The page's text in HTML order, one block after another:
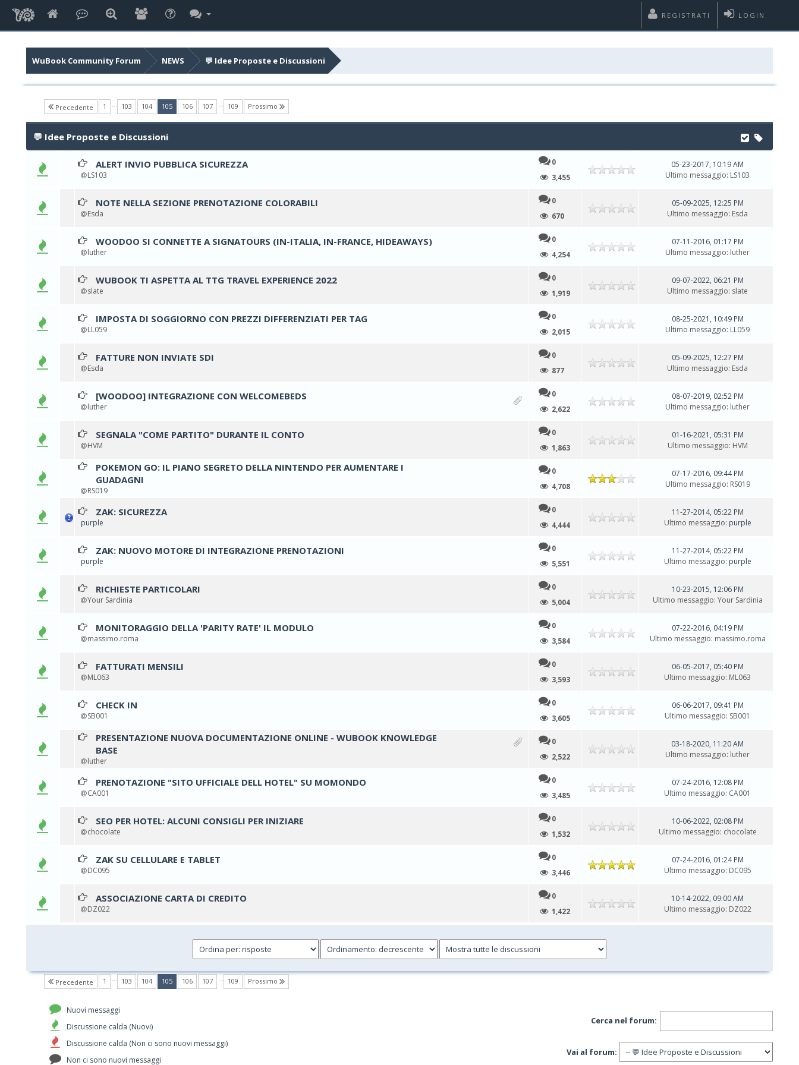
LOGIN
REGISTRATI
WuBook Community Forum NEWS 💬 Idee Proposte e Discussioni
Precedente 1 … 103 104 105(current)
106 107 … 109 Prossimo
💬 Idee Proposte e Discussioni
ALERT INVIO PUBBLICA SICUREZZA
LS103
0
3,455
05-23-2017, 10:19 AM
Ultimo messaggio: LS103
NOTE NELLA SEZIONE PRENOTAZIONE COLORABILI
Esda
0
670
0 voti - 0 su 5 di media
12345
05-09-2025, 12:25 PM
Ultimo messaggio: Esda
WOODOO SI CONNETTE A SIGNATOURS (IN-ITALIA, IN-FRANCE, HIDEAWAYS)
luther
0
4,254
0 voti - 0 su 5 di media
12345
07-11-2016, 01:17 PM
Ultimo messaggio: luther
WUBOOK TI ASPETTA AL TTG TRAVEL EXPERIENCE 2022
slate
0
1,919
0 voti - 0 su 5 di media
12345
09-07-2022, 06:21 PM
Ultimo messaggio: slate
IMPOSTA DI SOGGIORNO CON PREZZI DIFFERENZIATI PER TAG
LL059
0
2,015
0 voti - 0 su 5 di media
12345
08-25-2021, 10:49 PM
Ultimo messaggio: LL059
FATTURE NON INVIATE SDI
Esda
0
877
05-09-2025, 12:27 PM
Ultimo messaggio: Esda
[WOODOO] INTEGRAZIONE CON WELCOMEBEDS
luther
0
2,622
0 voti - 0 su 5 di media
123
08-07-2019, 02:52 PM
Ultimo messaggio: luther
SEGNALA "COME PARTITO" DURANTE IL CONTO
HVM
0
1,863
0 voti - 0 su 5 di media
1 23
01-16-2021, 05:31 PM
Ultimo messaggio: HVM
POKEMON GO: IL PIANO SEGRETO DELLA NINTENDO PER AUMENTARE I
GUADAGNI
RS019
0
4,708
07-17-2016, 09:44 PM
Ultimo messaggio: RS019
ZAK: SICUREZZA
purple
0
4,444
11-27-2014, 05:22 PM
Ultimo messaggio: purple
ZAK: NUOVO MOTORE DI INTEGRAZIONE PRENOTAZIONI
purple
0
5,551
0 voti - 0 su 5 di media
123 45
11-27-2014, 05:22 PM
Ultimo messaggio: purple
RICHIESTE PARTICOLARI
Your Sardinia
0
5,004
10-23-2015, 12:06 PM
Ultimo messaggio: Your Sardinia
MONITORAGGIO DELLA 'PARITY RATE' IL MODULO
massimo.roma
0
3,584
0 voti - 0 su 5 di media
12345
07-22-2016, 04:19 PM
Ultimo messaggio: massimo.roma
FATTURATI MENSILI
ML063
0
3,593
06-05-2017, 05:40 PM
Ultimo messaggio: ML063
CHECK IN
SB001
0
3,605
06-06-2017, 09:41 PM
Ultimo messaggio: SB001
PRESENTAZIONE NUOVA DOCUMENTAZIONE ONLINE - WUBOOK KNOWLEDGE
BASE
luther
0
2,522
03-18-2020, 11:20 AM
Ultimo messaggio: luther
PRENOTAZIONE "SITO UFFICIALE DELL HOTEL" SU MOMONDO
CA001
0
3,485
0 voti - 0 su 5 di media
1 234 5
07-24-2016, 12:08 PM
Ultimo messaggio: CA001
SEO PER HOTEL: ALCUNI CONSIGLI PER INIZIARE
chocolate
0
1,532
0 voti - 0 su 5 di media
123
10-06-2022, 02:08 PM
Ultimo messaggio: chocolate
ZAK SU CELLULARE E TABLET
DC095
0
3,446
07-24-2016, 01:24 PM
Ultimo messaggio: DC095
ASSOCIAZIONE CARTA DI CREDITO
DZ022
0
1,422
10-14-2022, 09:00 AM
Ultimo messaggio: DZ022
Precedente 1 … 103 104 105(current)
106 107 … 109 Prossimo
Nuovi messaggi
Discussione calda (Nuovi)
Discussione calda (Non ci sono nuovi messaggi)
Non ci sono nuovi messaggi
Cerca nel forum:
Vai al forum: